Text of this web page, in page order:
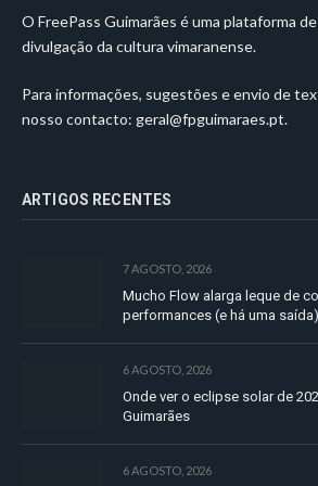
O FreePass Guimarães é uma plataforma
divulgação da cultura vimaranense.
Para informações, sugestões e envio de
nosso contacto: geral@fpguimaraes.pt.
ARTIGOS RECENTES
7 AGOSTO, 2026
Mucho Flow alarga leque de
performances (e há uma saída)
6 AGOSTO, 2026
Onde ver o eclipse solar de
Guimarães
6 AGOSTO, 2026